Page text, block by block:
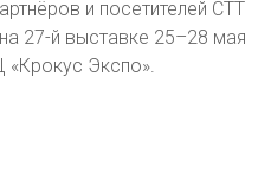
и посетителей CTT
27-й выставке 25–28 мая
Экспо».